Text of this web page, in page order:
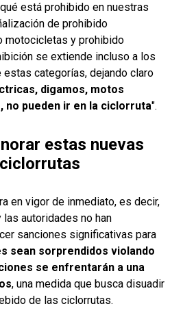
está prohibido en nuestras
de prohibido
motocicletas y prohibido
se extiende incluso a los
categorías, dejando claro
digamos, motos
no pueden ir en la ciclorruta".
estas nuevas
en vigor de inmediato, es decir,
autoridades no han
sanciones significativas para
sean sorprendidos violando
se enfrentarán a una
, una medida que busca disuadir
de las ciclorrutas.